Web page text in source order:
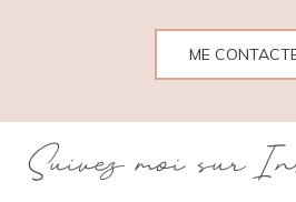
ME
Suivez moi sur